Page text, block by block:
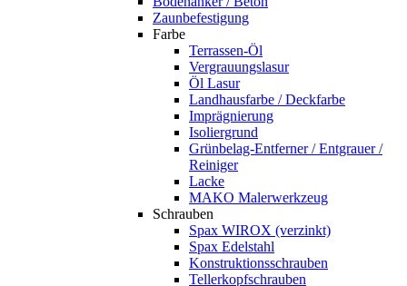
Zaunbefestigung
Farbe
Terrassen-Öl
Vergrauungslasur
Öl Lasur
Landhausfarbe / Deckfarbe
Imprägnierung
Isoliergrund
Grünbelag-Entferner / Entgrauer /
Reiniger
Lacke
MAKO Malerwerkzeug
Schrauben
Spax WIROX (verzinkt)
Spax Edelstahl
Konstruktionsschrauben
Tellerkopfschrauben